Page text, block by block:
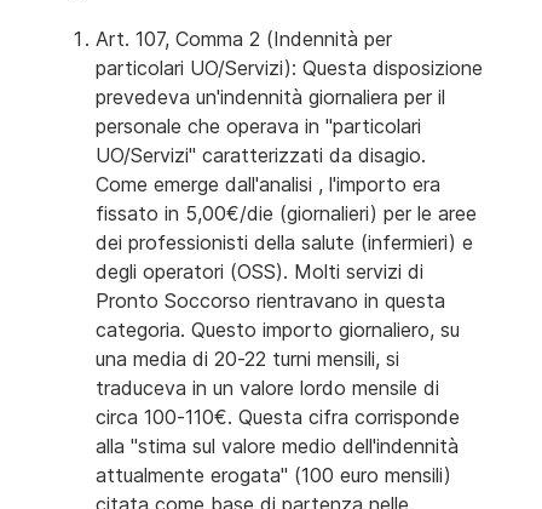
Art. 107, Comma 2 (Indennità per
particolari UO/Servizi): Questa disposizione
prevedeva un'indennità giornaliera per il
personale che operava in "particolari
UO/Servizi" caratterizzati da disagio.
Come emerge dall'analisi , l'importo era
fissato in 5,00€/die (giornalieri) per le aree
dei professionisti della salute (infermieri) e
degli operatori (OSS). Molti servizi di
Pronto Soccorso rientravano in questa
categoria. Questo importo giornaliero, su
una media di 20-22 turni mensili, si
traduceva in un valore lordo mensile di
circa 100-110€. Questa cifra corrisponde
alla "stima sul valore medio dell'indennità
attualmente erogata" (100 euro mensili)